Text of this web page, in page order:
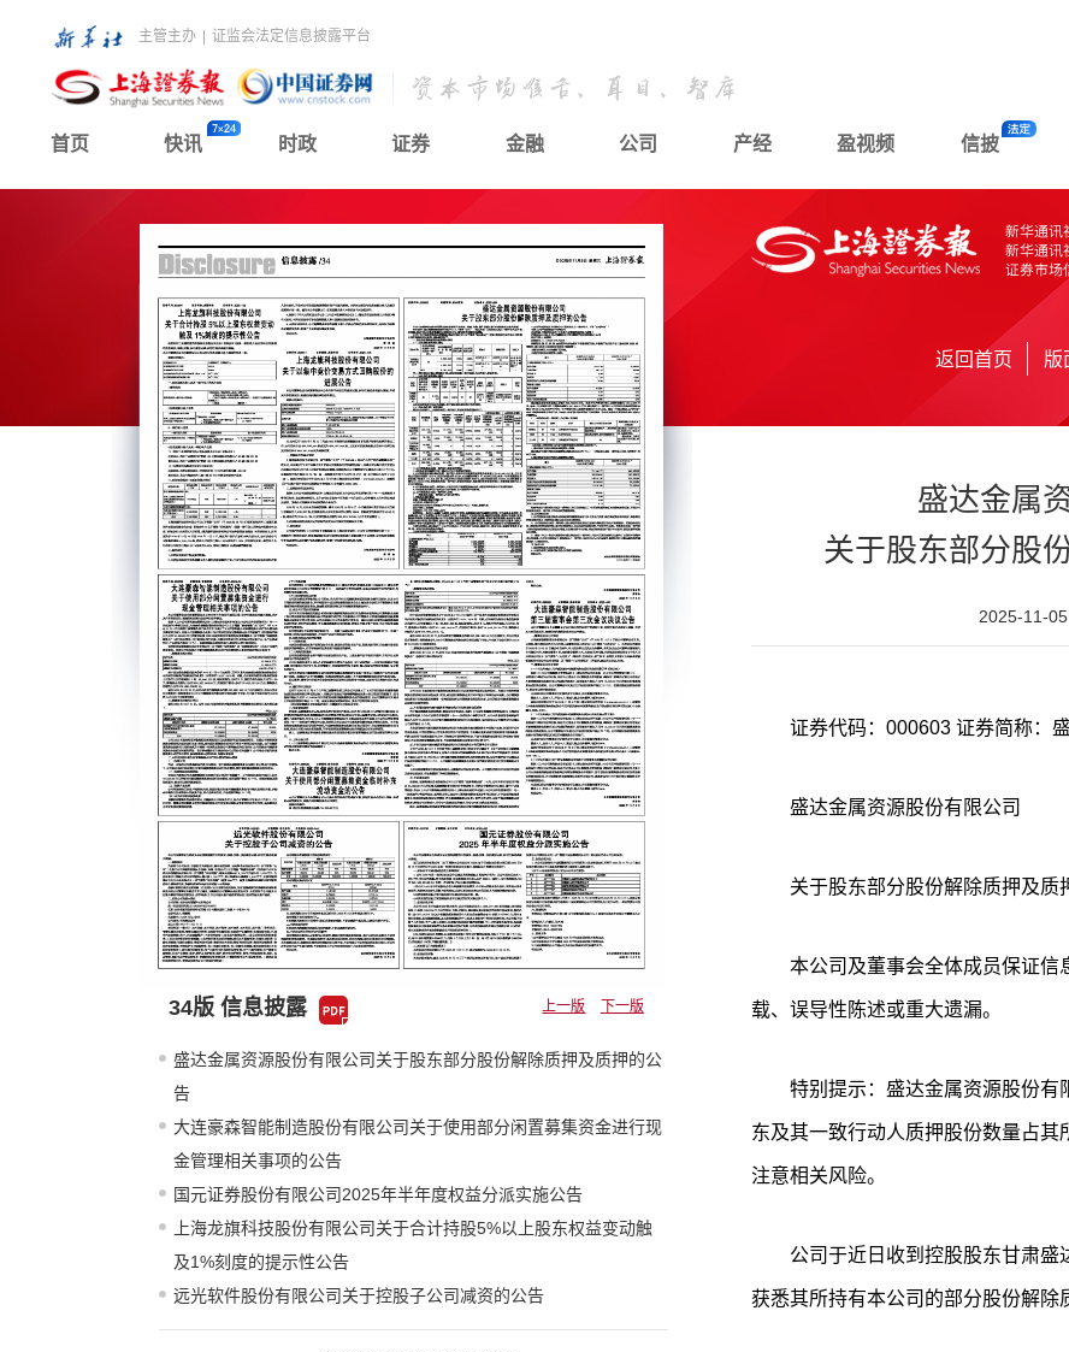
主管主办 证监会法定信息披露平台
首页 快讯 时政 证券 金融 公司 产经 盈视频 信披
34版 信息披露 上一版 下一版
盛达金属资源股份有限公司关于股东部分股份解除质押及质押的公
告
大连豪森智能制造股份有限公司关于使用部分闲置募集资金进行现
金管理相关事项的公告
国元证券股份有限公司2025年半年度权益分派实施公告
上海龙旗科技股份有限公司关于合计持股5%以上股东权益变动触
及1%刻度的提示性公告
远光软件股份有限公司关于控股子公司减资的公告
返回首页 版
盛达金属
关于股东部分股
2025-11-05
盛达金属资源股份有限公司
关于股东部分股份解除质押及质
本公司及董事会全体成员保证信
载、误导性陈述或重大遗漏。
特别提示：盛达金属资源股份有
东及其一致行动人质押股份数量占
注意相关风险。
公司于近日收到控股股东甘肃盛
获悉其所持有本公司的部分股份解除